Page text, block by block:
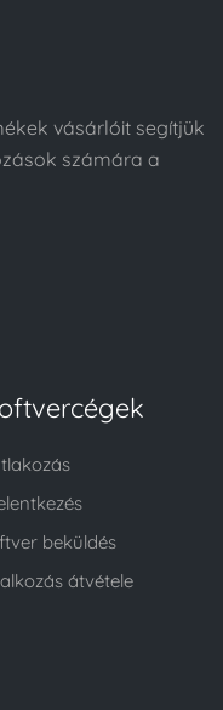
vásárlóit segítjük
számára a
beküldés
átvétele